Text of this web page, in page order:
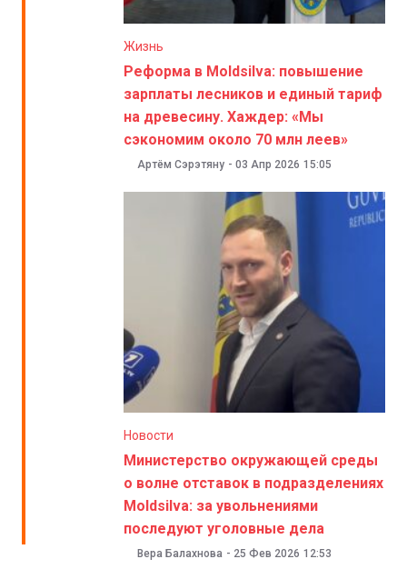
Жизнь
Реформа в Moldsilva: повышение
зарплаты лесников и единый тариф
на древесину. Хаждер: «Мы
сэкономим около 70 млн леев»
Артём Сэрэтяну - 03 Апр 2026 15:05
Новости
Министерство окружающей среды
о волне отставок в подразделениях
Moldsilva: за увольнениями
последуют уголовные дела
Вера Балахнова - 25 Фев 2026 12:53